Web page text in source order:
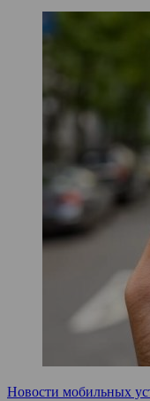
Новости мобильных